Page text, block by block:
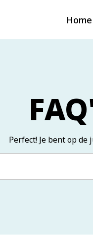
Home
Perfect! Je bent op de